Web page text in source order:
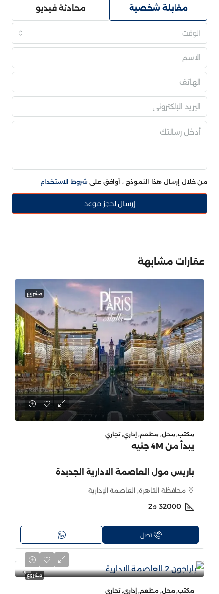
مقابلة شخصية محادثة فيديو
الوقت
من خلال إرسال هذا النموذج ، أوافق على شروط الاستخدام
إرسال لحجز موعد
عقارات مشابهة
مشروع
مكتب, محل, مطعم, إداري, تجاري
يبدأ من 4M جنيه
باريس مول العاصمة الادارية الجديدة
محافظة القاهرة, العاصمة الإدارية
32000 م2
اتصل
مشروع
مكتب, محل, مطعم, إداري, تجاري